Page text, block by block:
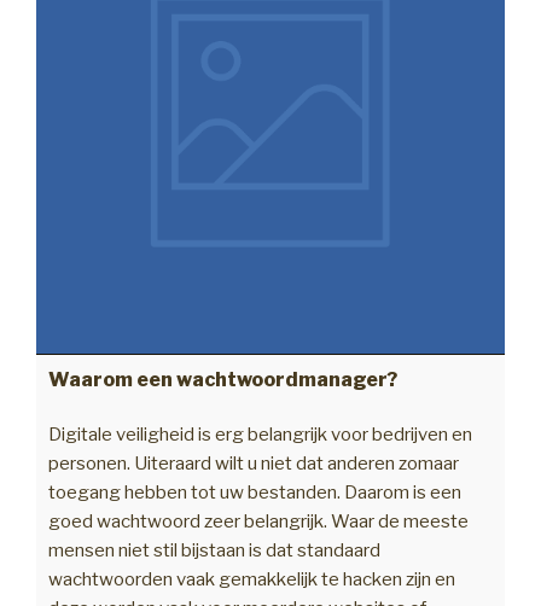
Waarom een wachtwoordmanager?
Digitale veiligheid is erg belangrijk voor bedrijven en
personen. Uiteraard wilt u niet dat anderen zomaar
toegang hebben tot uw bestanden. Daarom is een
goed wachtwoord zeer belangrijk. Waar de meeste
mensen niet stil bijstaan is dat standaard
wachtwoorden vaak gemakkelijk te hacken zijn en